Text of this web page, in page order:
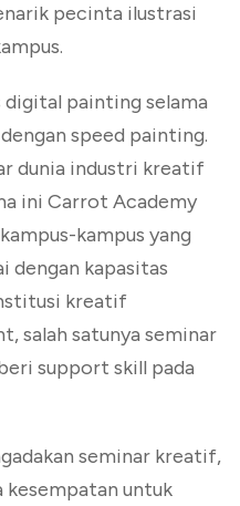
pecinta ilustrasi
painting selama
speed painting.
dunia industri kreatif
ini Carrot Academy
kampus yang
dengan kapasitas
kreatif
salah satunya seminar
support skill pada
seminar kreatif,
untuk